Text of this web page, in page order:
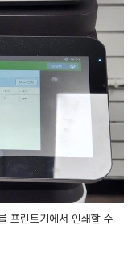
프린트기에서 인쇄할 수